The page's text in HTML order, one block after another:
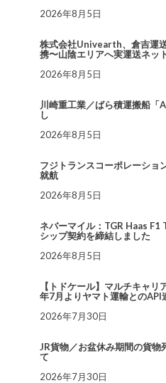
2026年8月5日
株式会社Univearth、倉吉運
携〜山陰エリアへ実運送ネッ
2026年8月5日
川崎重工業／ばら積運搬船「
し
2026年8月5日
フジトランスコーポレーショ
就航
2026年8月5日
ネバーマイル：TGR Haas F1
シップ契約を締結しました
2026年8月5日
【トドケール】マルチキャ
年7月よりヤマト運輸とのAPI
2026年7月30日
JR貨物／お盆休み期間の貨物
て
2026年7月30日